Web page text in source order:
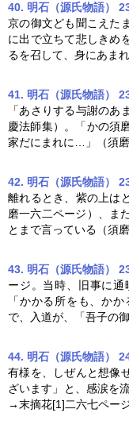
40. 明石（源氏物語）
京の御文ども聞こえた
に出で立ちて悲しきめ
るを召して、身にあま
41. 明石（源氏物語）
「あさりする与謝の
慶法師集）。「かの須
家だにまれに…」（須磨
42. 明石（源氏物語）
離れるとき、紫の上は
磨一六二ページ）、ま
とまで言っている（須磨
43. 明石（源氏物語）
ージ。当時、旧事に通
「かかる所をも、かか
で、入道が、「吾子の
44. 明石（源氏物語）
有様を、しぜんと想像
ざいます」と、感涙を
→末摘花[1]二六七ペー